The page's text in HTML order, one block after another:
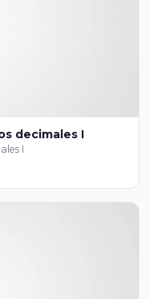
decimales I
I